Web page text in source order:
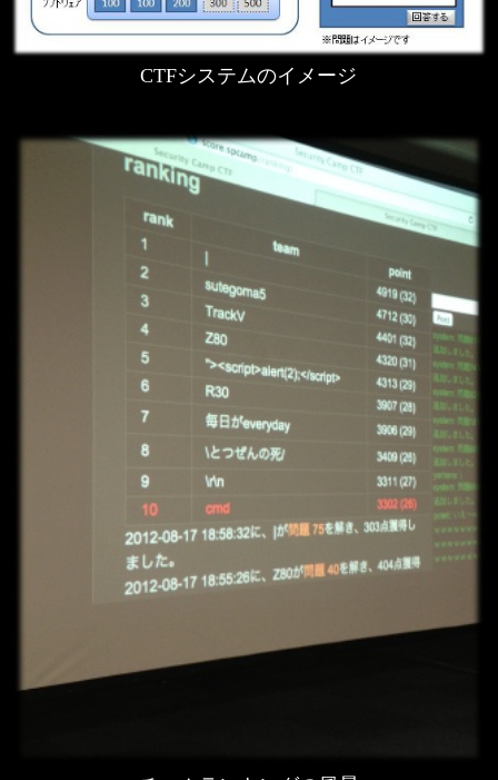
CTFシステムのイメージ